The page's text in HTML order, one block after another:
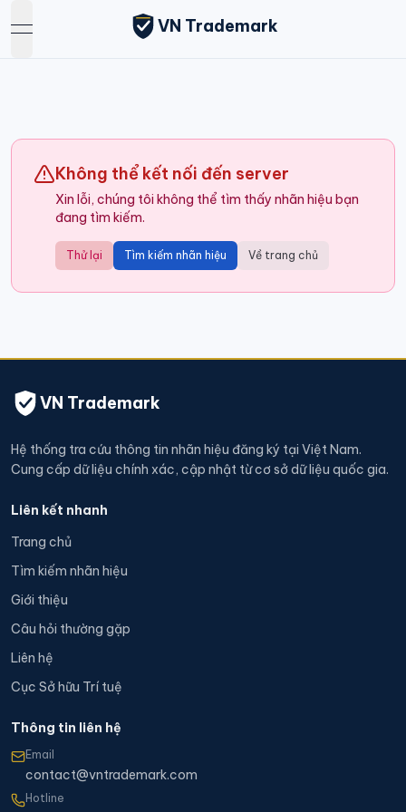
open navigation menu
VN Trademark
Không thể kết nối đến server
Xin lỗi, chúng tôi không thể tìm thấy nhãn hiệu bạn
đang tìm kiếm.
Thử lại Tìm kiếm nhãn hiệu Về trang chủ
VN Trademark
Hệ thống tra cứu thông tin nhãn hiệu đăng ký tại Việt Nam.
Cung cấp dữ liệu chính xác, cập nhật từ cơ sở dữ liệu quốc gia.
Liên kết nhanh
Trang chủ
Tìm kiếm nhãn hiệu
Giới thiệu
Câu hỏi thường gặp
Liên hệ
Cục Sở hữu Trí tuệ
Thông tin liên hệ
Email
contact@vntrademark.com
Hotline